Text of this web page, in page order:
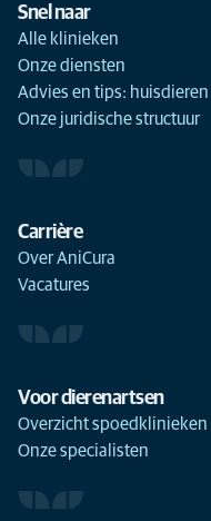
Snel naar
Alle klinieken
Onze diensten
Advies en tips: huisdieren
Onze juridische structuur
Carrière
Over AniCura
Vacatures
Voor dierenartsen
Overzicht spoedklinieken
Onze specialisten